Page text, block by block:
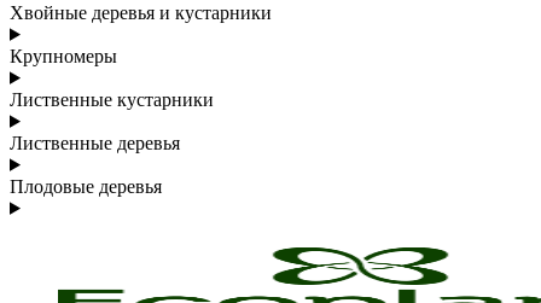
Хвойные деревья и кустарники
Крупномеры
Лиственные кустарники
Лиственные деревья
Плодовые деревья